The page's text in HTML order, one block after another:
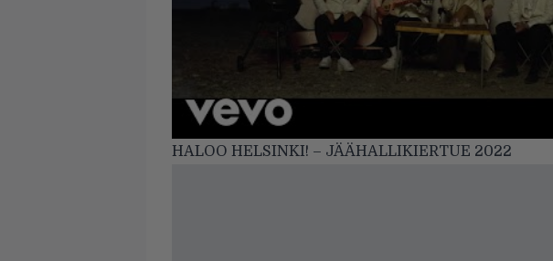
HALOO HELSINKI! – JÄÄHALLIKIERTUE 2022